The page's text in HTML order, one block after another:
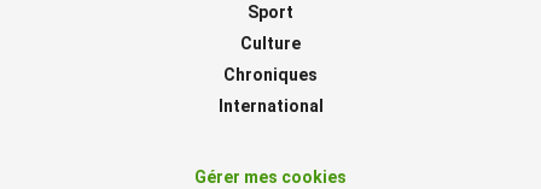
Sport
Culture
Chroniques
International
Gérer mes cookies